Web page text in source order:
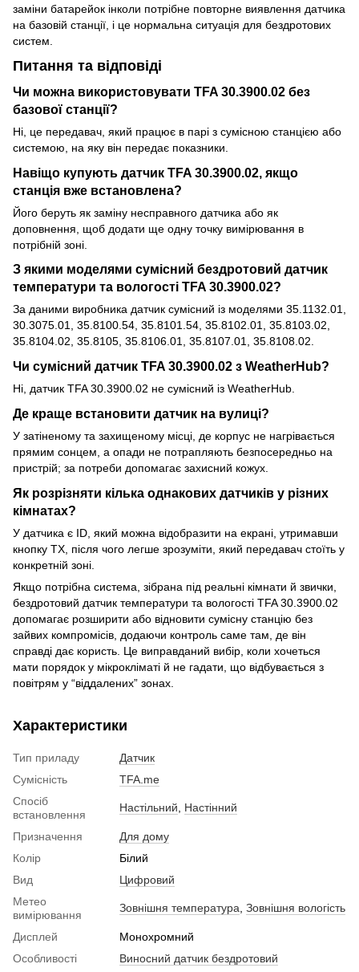
заміни батарейок інколи потрібне повторне виявлення датчика
на базовій станції, і це нормальна ситуація для бездротових
систем.
Питання та відповіді
Чи можна використовувати TFA 30.3900.02 без
базової станції?
Ні, це передавач, який працює в парі з сумісною станцією або
системою, на яку він передає показники.
Навіщо купують датчик TFA 30.3900.02, якщо
станція вже встановлена?
Його беруть як заміну несправного датчика або як
доповнення, щоб додати ще одну точку вимірювання в
потрібній зоні.
З якими моделями сумісний бездротовий датчик
температури та вологості TFA 30.3900.02?
За даними виробника датчик сумісний із моделями 35.1132.01,
30.3075.01, 35.8100.54, 35.8101.54, 35.8102.01, 35.8103.02,
35.8104.02, 35.8105, 35.8106.01, 35.8107.01, 35.8108.02.
Чи сумісний датчик TFA 30.3900.02 з WeatherHub?
Ні, датчик TFA 30.3900.02 не сумісний із WeatherHub.
Де краще встановити датчик на вулиці?
У затіненому та захищеному місці, де корпус не нагрівається
прямим сонцем, а опади не потрапляють безпосередньо на
пристрій; за потреби допомагає захисний кожух.
Як розрізняти кілька однакових датчиків у різних
кімнатах?
У датчика є ID, який можна відобразити на екрані, утримавши
кнопку TX, після чого легше зрозуміти, який передавач стоїть у
конкретній зоні.
Якщо потрібна система, зібрана під реальні кімнати й звички,
бездротовий датчик температури та вологості TFA 30.3900.02
допомагає розширити або відновити сумісну станцію без
зайвих компромісів, додаючи контроль саме там, де він
справді дає користь. Це виправданий вибір, коли хочеться
мати порядок у мікрокліматі й не гадати, що відбувається з
повітрям у “віддалених” зонах.
Характеристики
Тип приладу
Датчик
Сумісність
TFA.me
Спосіб
встановлення
Настільний Настінний
Призначення
Для дому
Колір
Білий
Вид
Цифровий
Метео
вимірювання
Зовнішня температура Зовнішня вологість
Дисплей
Монохромний
Особливості
Виносний датчик бездротовий